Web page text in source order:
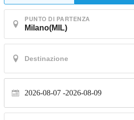
PUNTO DI PARTENZA
2026-08-07 2026-08-09